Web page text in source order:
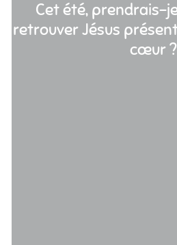
Cet été, prendrais-
retrouver Jésus
cœur ?